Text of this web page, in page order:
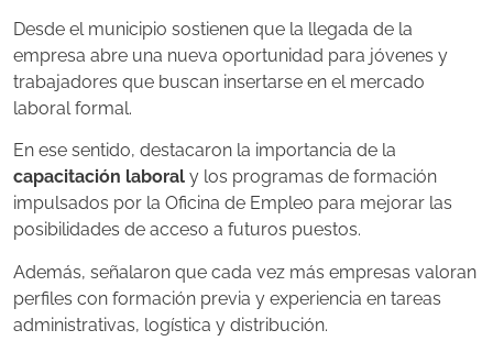
Desde el municipio sostienen que la llegada de la
empresa abre una nueva oportunidad para jóvenes y
trabajadores que buscan insertarse en el mercado
laboral formal.
En ese sentido, destacaron la importancia de la
capacitación laboral y los programas de formación
impulsados por la Oficina de Empleo para mejorar las
posibilidades de acceso a futuros puestos.
Además, señalaron que cada vez más empresas valoran
perfiles con formación previa y experiencia en tareas
administrativas, logística y distribución.